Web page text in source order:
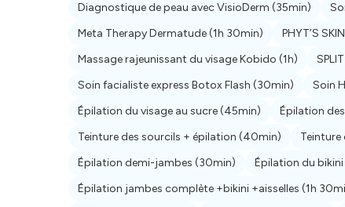
Diagnostique de peau avec VisioDerm (35min)
Meta Therapy Dermatude(1h 30min) PHYT’S
Massage rajeunissant du visage Kobido (1h)
Soin facialiste express Botox Flash (30min) Soin
Épilation du visage au sucre(45min) Épilation
Teinture des sourcils + épilation (40min) Teinture
Épilation demi-jambes (30min) Épilation du
Épilation jambes complète +bikini +aisselles (1h